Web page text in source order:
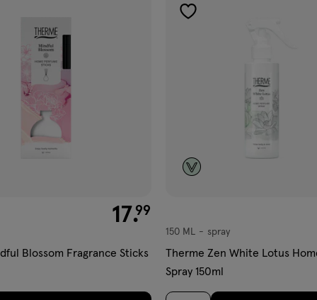
€ 17.99
17.99
Blossom Fragrance Sticks
toevoegen
spray
150 ML spray
Therme Zen White Lotus
Spray 150ml